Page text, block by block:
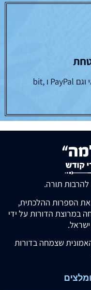
עובדים עם כל כרטיסי האשראי וגם PayPal ו bit,
תורה.
הספרות ההלכתית,
במרוצת הדורות על ידי
שצמחה בדורות